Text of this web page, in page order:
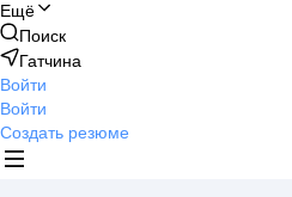
Ещё
Поиск
Гатчина
Войти
Войти
Создать резюме